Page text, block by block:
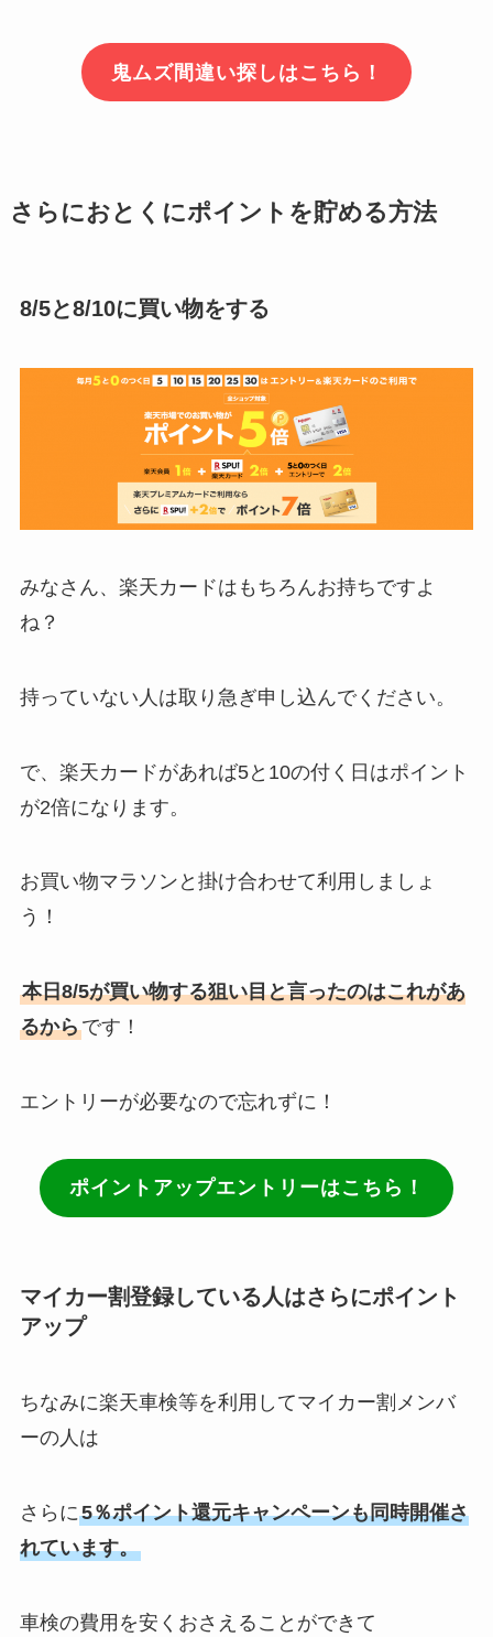
鬼ムズ間違い探しはこちら！
さらにおとくにポイントを貯める方法
8/5と8/10に買い物をする
みなさん、楽天カードはもちろんお持ちですよ
ね？
持っていない人は取り急ぎ申し込んでください。
で、楽天カードがあれば5と10の付く日はポイント
が2倍になります。
お買い物マラソンと掛け合わせて利用しましょ
う！
本日8/5が買い物する狙い目と言ったのはこれがあ
るからです！
エントリーが必要なので忘れずに！
ポイントアップエントリーはこちら！
マイカー割登録している人はさらにポイント
アップ
ちなみに楽天車検等を利用してマイカー割メンバ
ーの人は
さらに5％ポイント還元キャンペーンも同時開催さ
れています。
車検の費用を安くおさえることができて